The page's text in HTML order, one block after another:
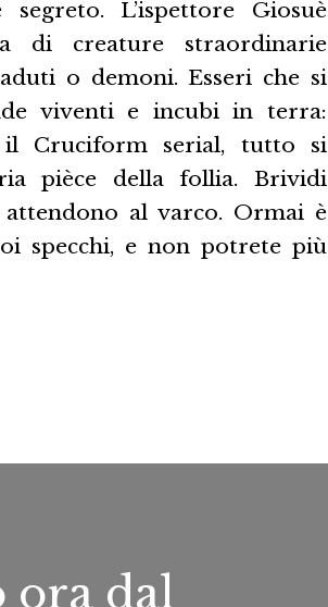
L’ispettore Giosuè
di creature straordinarie
o demoni. Esseri che si
viventi e incubi in terra:
il Cruciform serial, tutto si
pièce della follia. Brividi
al varco. Ormai è
specchi, e non potrete più
ora dal